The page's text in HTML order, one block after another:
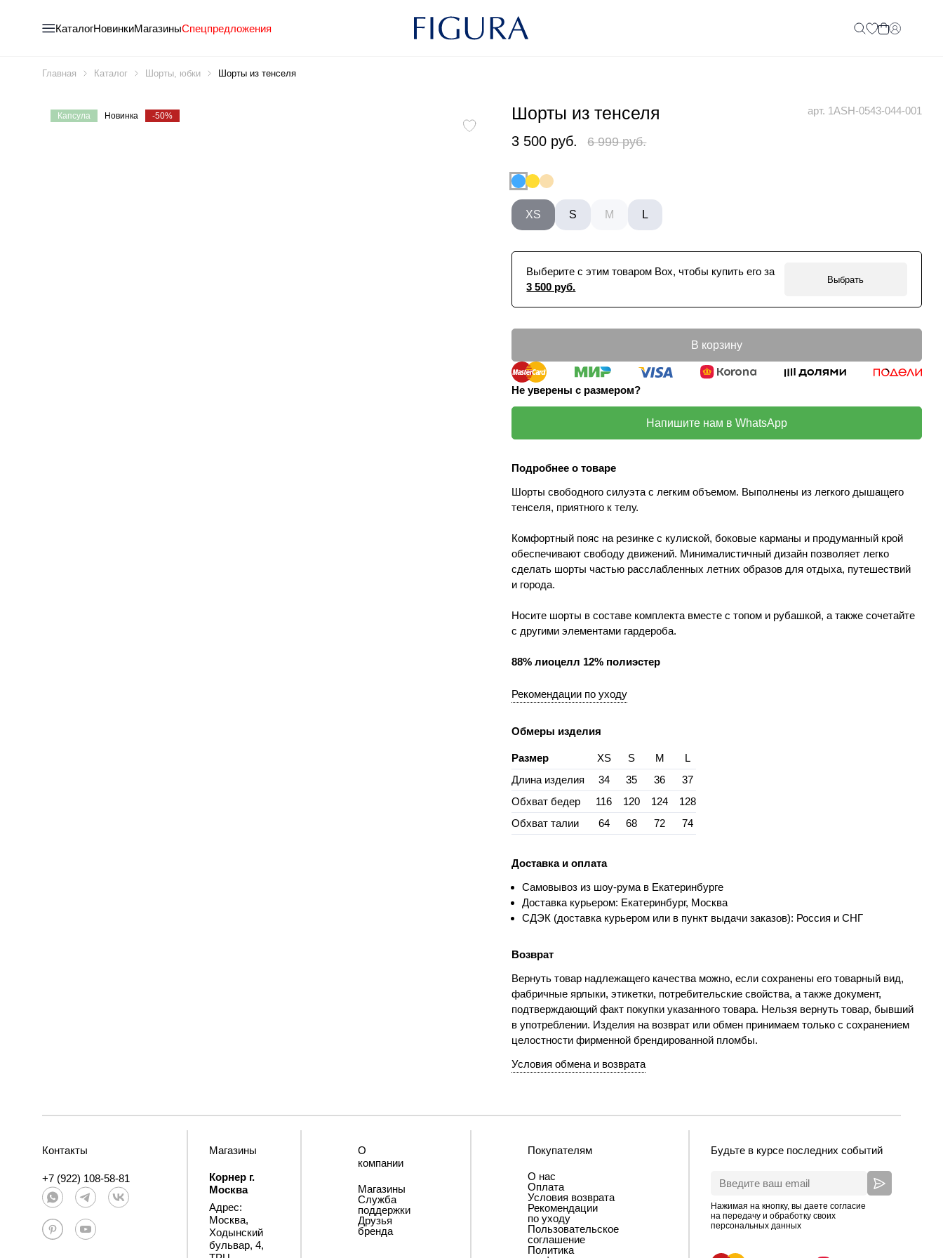
КаталогНовинкиМагазиныСпецпредложения
Главная Каталог Шорты, юбки Шорты из тенселя
Капсула Новинка -50% Шорты из тенселя арт. 1ASH-0543-044-001
3 500 руб. 6 999 руб.
XS S M L
Выберите с этим товаром Box, чтобы купить его за
3 500 руб.
Выбрать
В корзину
Не уверены с размером?
Напишите нам в WhatsApp
Подробнее о товаре
Шорты свободного силуэта с легким объемом. Выполнены из легкого дышащего
тенселя, приятного к телу.
Комфортный пояс на резинке с кулиской, боковые карманы и продуманный крой
обеспечивают свободу движений. Минималистичный дизайн позволяет легко
сделать шорты частью расслабленных летних образов для отдыха, путешествий
и города.
Носите шорты в составе комплекта вместе с топом и рубашкой, а также сочетайте
с другими элементами гардероба.
88% лиоцелл 12% полиэстер
Рекомендации по уходу
Обмеры изделия
Размер XS S M
L
Длина изделия
34 35 36
37
Обхват бедер
116 120 124
128
Обхват талии
64 68 72 74
Доставка и оплата
Самовывоз из шоу-рума в Екатеринбурге
Доставка курьером: Екатеринбург, Москва
СДЭК (доставка курьером или в пункт выдачи заказов): Россия и СНГ
Возврат
Вернуть товар надлежащего качества можно, если сохранены его товарный вид,
фабричные ярлыки, этикетки, потребительские свойства, а также документ,
подтверждающий факт покупки указанного товара. Нельзя вернуть товар, бывший
в употреблении. Изделия на возврат или обмен принимаем только с сохранением
целостности фирменной брендированной пломбы.
Условия обмена и возврата
Контакты
+7 (922) 108-58-81
Магазины
Корнер г.
Москва
Адрес:
Москва,
Ходынский
бульвар, 4,
О
компании
Магазины
Служба
поддержки
Друзья
бренда
Покупателям
О нас
Оплата
Условия возврата
Рекомендации
по уходу
Пользовательское
соглашение
Политика
Будьте в курсе последних событий
Нажимая на кнопку, вы даете согласие
на передачу и обработку своих
персональных данных